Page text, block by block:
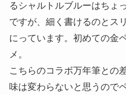
るシャルトルブルーはちょ
ですが、細く書けるのとス
にっています。初めての金
メ。
こちらのコラボ万年筆との
味は変わらないと思うので